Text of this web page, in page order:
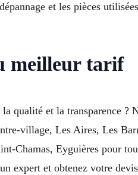
et les pièces
meilleur tarif
qualité et la transparence ?
village, Les Aires, Les
Chamas, Eyguières pour
expert et obtenez votre